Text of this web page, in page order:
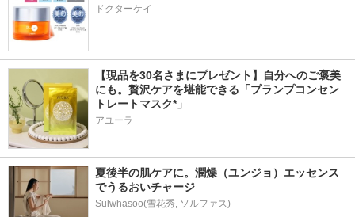
ドクターケイ
【現品を30名さまにプレゼント】自分へのご褒美
にも。贅沢ケアを堪能できる「プランプコンセン
トレートマスク*」
アユーラ
夏後半の肌ケアに。潤燥（ユンジョ）エッセンス
でうるおいチャージ
Sulwhasoo(雪花秀, ソルファス)